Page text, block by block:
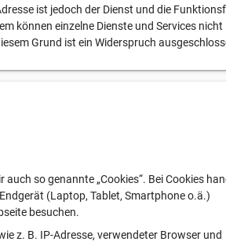
ist jedoch der Dienst und die
können einzelne Dienste und Services nicht
Grund ist ein Widerspruch
auch so genannte „Cookies“. Bei Cookies
(Laptop, Tablet, Smartphone o.ä.)
besuchen.
z. B. IP-Adresse, verwendeter Browser und